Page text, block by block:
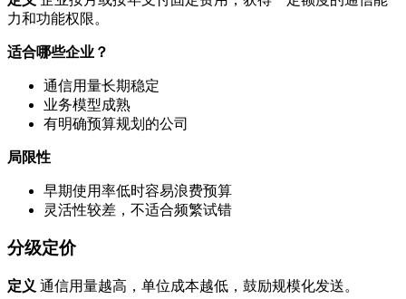
力和功能权限。
适合哪些企业？
通信用量长期稳定
业务模型成熟
有明确预算规划的公司
局限性
早期使用率低时容易浪费预算
灵活性较差，不适合频繁试错
分级定价
定义 通信用量越高，单位成本越低，鼓励规模化发送。